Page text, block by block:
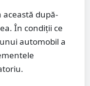
după-
În condiții ce
automobil a